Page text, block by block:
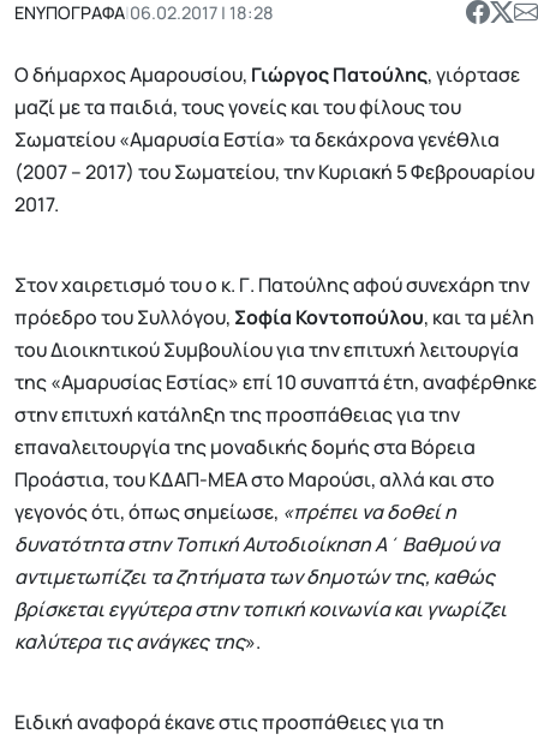
ΕΝΥΠΟΓΡΑΦΑ|06.02.2017 | 18:28
Ο δήμαρχος Αμαρουσίου, Γιώργος Πατούλης, γιόρτασε
μαζί με τα παιδιά, τους γονείς και του φίλους του
Σωματείου «Αμαρυσία Εστία» τα δεκάχρονα γενέθλια
(2007 – 2017) του Σωματείου, την Κυριακή 5 Φεβρουαρίου
2017.
Στον χαιρετισμό του ο κ. Γ. Πατούλης αφού συνεχάρη την
πρόεδρο του Συλλόγου, Σοφία Κοντοπούλου, και τα μέλη
του Διοικητικού Συμβουλίου για την επιτυχή λειτουργία
της «Αμαρυσίας Εστίας» επί 10 συναπτά έτη, αναφέρθηκε
στην επιτυχή κατάληξη της προσπάθειας για την
επαναλειτουργία της μοναδικής δομής στα Βόρεια
Προάστια, του ΚΔΑΠ-ΜΕΑ στο Μαρούσι, αλλά και στο
γεγονός ότι, όπως σημείωσε, «πρέπει να δοθεί η
δυνατότητα στην Τοπική Αυτοδιοίκηση Α΄ Βαθμού να
αντιμετωπίζει τα ζητήματα των δημοτών της, καθώς
βρίσκεται εγγύτερα στην τοπική κοινωνία και γνωρίζει
καλύτερα τις ανάγκες της».
Ειδική αναφορά έκανε στις προσπάθειες για τη